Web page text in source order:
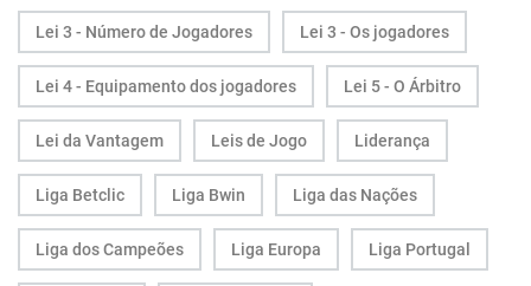
Lei 3 - Número de Jogadores Lei 3 - Os jogadores
Lei 4 - Equipamento dos jogadores Lei 5 - O Árbitro
Lei da Vantagem Leis de Jogo Liderança
Liga Betclic Liga Bwin Liga das Nações
Liga dos Campeões Liga Europa Liga Portugal